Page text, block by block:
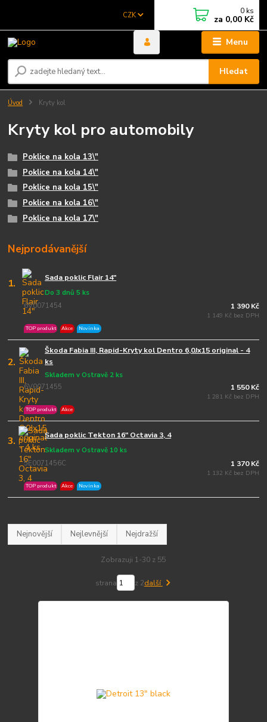
Menu
CZK
Hledat
0 ks
za 0,00 Kč
Úvod Kryty kol
Kryty kol pro automobily
Poklice na kola 13\"
Poklice na kola 14\"
Poklice na kola 15\"
Poklice na kola 16\"
Poklice na kola 17\"
Nejprodávanější
1. Sada poklic Flair 14"
6V0071454
Do 3 dnů 5 ks
TOP produkt Akce Novinka
1 390 Kč
1 149 Kč bez DPH
2.
Škoda Fabia III, Rapid-Kryty kol Dentro 6,0Jx15 original - 4
ks
6V0071455
Skladem v Ostravě 2 ks
TOP produkt Akce
1 550 Kč
1 281 Kč bez DPH
3. Sada poklic Tekton 16" Octavia 3, 4
5E0071456C
Skladem v Ostravě 10 ks
TOP produkt Akce Novinka
1 370 Kč
1 132 Kč bez DPH
Nejnovější Nejlevnější Nejdražší
Zobrazuji 1-30 z 55
strana z 2další